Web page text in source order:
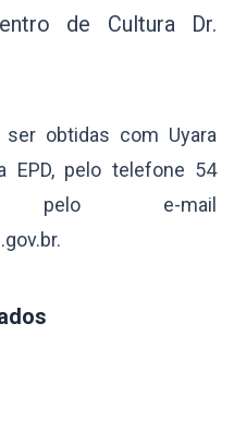
de Cultura Dr.
obtidas com Uyara
EPD, pelo telefone 54
pelo e-mail